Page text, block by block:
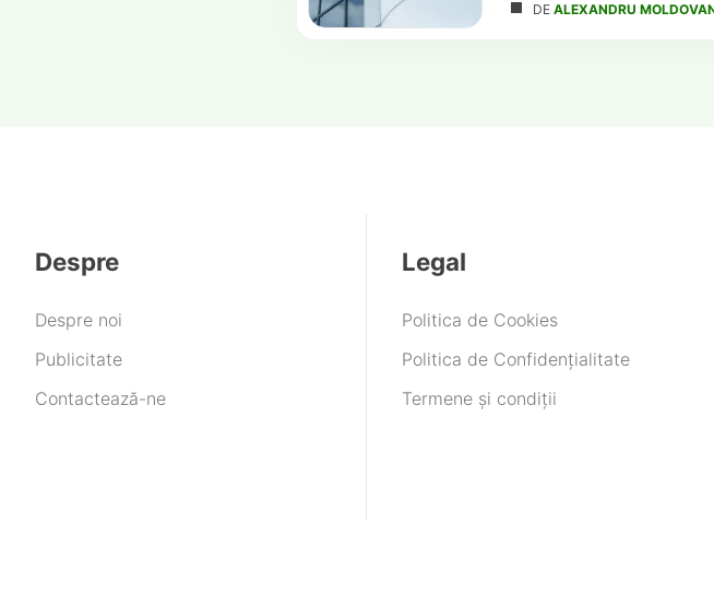
DE ALEXANDRU
Despre
Despre noi
Publicitate
Contactează-ne
Legal
Politica de Cookies
Politica de Confidențialitate
Termene și condiții